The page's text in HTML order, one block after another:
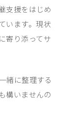
支援をはじめ
います。現状
寄り添ってサ
緒に整理する
構いませんの